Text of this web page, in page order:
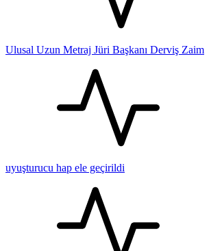
Ulusal Uzun Metraj Jüri Başkanı Derviş Zaim
uyuşturucu hap ele geçirildi